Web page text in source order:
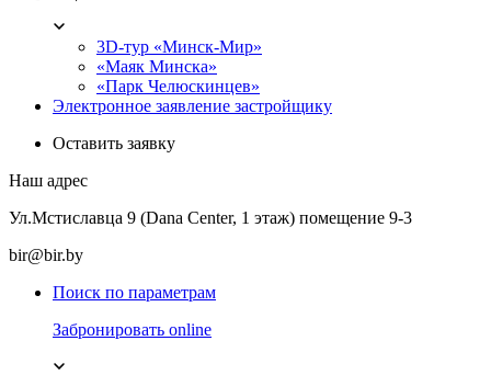
3D-тур «Минск-Мир»
«Маяк Минска»
«Парк Челюскинцев»
Электронное заявление застройщику
Оставить заявку
Наш адрес
Ул.Мстиславца 9 (Dana Center, 1 этаж) помещение 9-3
bir@bir.by
Поиск по параметрам
Забронировать online